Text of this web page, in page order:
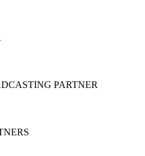
PARTNER